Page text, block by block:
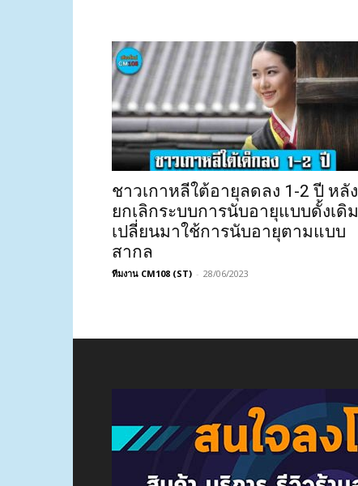
ชาวเกาหลีใต้อายุลดลง 1-2 ปี หลัง
ยกเลิกระบบการนับอายุแบบดั้งเดิม
เปลี่ยนมาใช้การนับอายุตามแบบ
สากล
ทีมงาน CM108 (ST) - 28/06/2023